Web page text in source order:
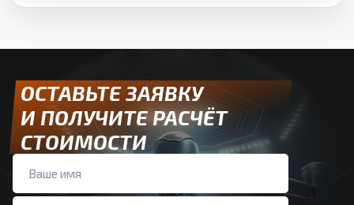
ОСТАВЬТЕ ЗАЯВКУ
И ПОЛУЧИТЕ РАСЧЁТ
СТОИМОСТИ